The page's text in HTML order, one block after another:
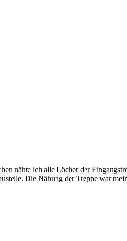
nähte ich alle Löcher der
Die Nähung der Treppe war